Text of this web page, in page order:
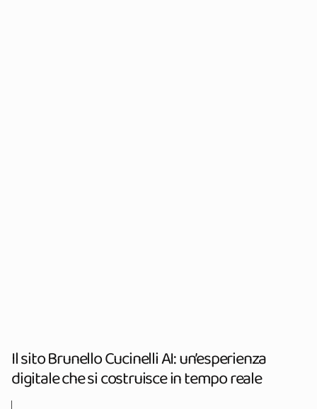
Il sito Brunello Cucinelli AI: un’esperienza
digitale che si costruisce in tempo reale